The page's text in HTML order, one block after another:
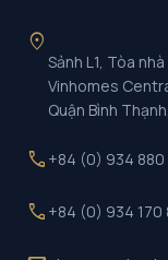
location_on
Sảnh L1, Tòa
Vinhomes
Quận Bình
call +84 (0) 934 880
call +84 (0) 934 170